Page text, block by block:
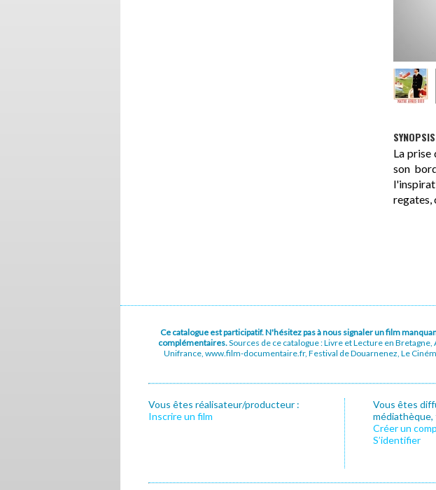
SYNOPSIS
La prise
son
regates,
Ce catalogue est participatif. N'hésitez pas à nous signaler un film
complémentaires.Sources de ce catalogue : Livre et Lecture en
Unifrance, www.film-documentaire.fr, Festival de Douarnenez, Le
Vous êtes réalisateur/producteur :
Inscrire un film
Vous êtes
médiathèque,
Créer un
S’identifier